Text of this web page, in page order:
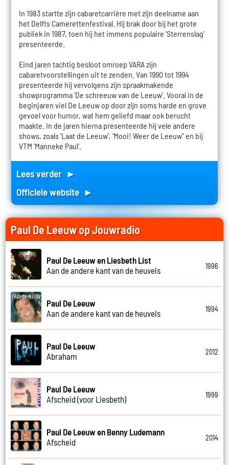
In 1983 startte zijn cabaretcarrière met zijn deelname aan
het Delfts Camerettenfestival. Hij brak door bij het grote
publiek in 1987, toen hij het immens populaire 'Sterrenslag'
presenteerde.
Eind jaren tachtig besloot omroep VARA zijn
cabaretvoorstellingen uit te zenden. Van 1990 tot 1994
presenteerde hij vervolgens zijn spraakmakende
showprogramma 'De schreeuw van de Leeuw'. Vooral in de
beginjaren viel De Leeuw op door zijn soms harde en grove
gevoel voor humor, wat hem geliefd maar ook berucht
maakte. In de jaren hierna presenteerde hij vele andere
shows, zoals 'Laat de Leeuw', 'Mooi! Weer de Leeuw'' en bij
VTM 'Manneke Paul'.
Lees verder ►
Officiele website ►
Paul De Leeuw op Jouwradio
Paul De Leeuw en Liesbeth List
Aan de andere kant van de heuvels
1996
Paul De Leeuw
Aan de andere kant van de heuvels
1994
Paul De Leeuw
Abraham
2012
Paul De Leeuw
Afscheid (voor Liesbeth)
1999
Paul De Leeuw en Benny Ludemann
Afscheid
2014